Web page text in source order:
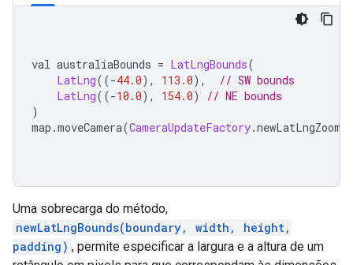
val australiaBounds = LatLngBounds(
LatLng((-44.0), 113.0),
// SW bounds
LatLng((-10.0), 154.0)
// NE bounds
)
map .moveCamera(CameraUpdateFactory.newLatLngZoom
Uma sobrecarga do método,
newLatLngBounds(boundary, width, height,
padding) , permite especificar a largura e a altura de um